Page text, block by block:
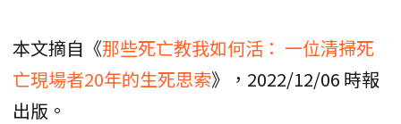
本文摘自《那些死亡教我如何活： 一位清掃死
亡現場者20年的生死思索》，2022/12/06 時報
出版。